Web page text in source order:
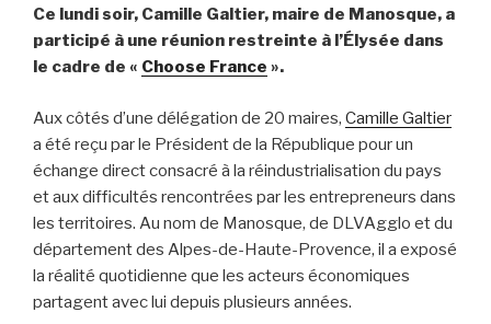
Ce lundi soir, Camille Galtier, maire de Manosque, a
participé à une réunion restreinte à l’Élysée dans
le cadre de « Choose France ».
Aux côtés d’une délégation de 20 maires, Camille Galtier
a été reçu par le Président de la République pour un
échange direct consacré à la réindustrialisation du pays
et aux difficultés rencontrées par les entrepreneurs dans
les territoires. Au nom de Manosque, de DLVAgglo et du
département des Alpes-de-Haute-Provence, il a exposé
la réalité quotidienne que les acteurs économiques
partagent avec lui depuis plusieurs années.